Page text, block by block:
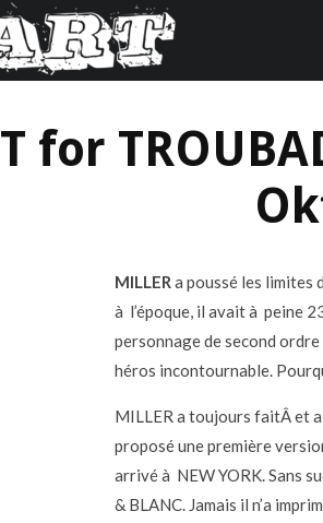
T for
MILLER a poussé les limites
à l’époque, il avait à peine
personnage de second
héros incontournable.
MILLER a toujours faitÂ et
proposé une première
arrivé à NEW YORK. Sans
& BLANC. Jamais il n’a